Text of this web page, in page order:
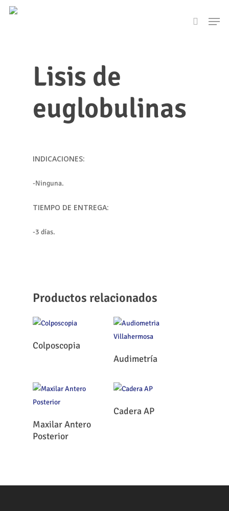
Skip
search
Lisis de
euglobulinas
INDICACIONES:
-Ninguna.
TIEMPO DE ENTREGA:
-3 días.
Productos relacionados
Leer Más
Colposcopia
Leer Más
Audimetría
Leer Más
Maxilar Antero
Posterior
Leer Más
Cadera AP